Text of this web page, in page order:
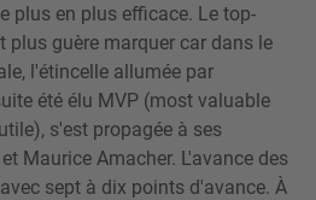
plus en plus efficace. Le top-
plus guère marquer car dans le
l'étincelle allumée par
été élu MVP (most valuable
s'est propagée à ses
Maurice Amacher. L'avance des
sept à dix points d'avance. À